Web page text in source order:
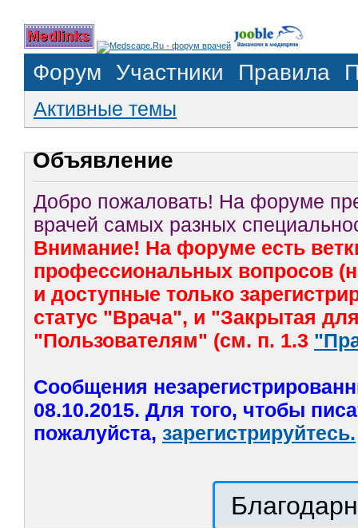
Форум Участники Правила
Активные темы
Объявление
Добро пожаловать! На форуме
врачей самых разных
Внимание! На форуме есть
профессиональных вопросов
и доступные только
статус "Врача", и "Закрытая
"Пользователям" (см. п. 1.3
Сообщения
08.10.2015. Для того, чтобы
пожалуйста, зарегистрируйтесь.